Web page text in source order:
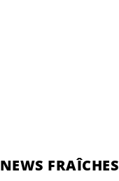
NEWS FRAÎCHES